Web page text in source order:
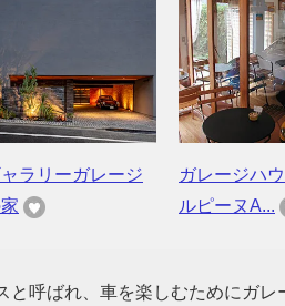
ラリーガレージ
ガレージハ
ルピーヌA...
と呼ばれ、車を楽しむためにガ